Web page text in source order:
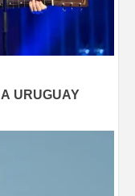
URUGUAY